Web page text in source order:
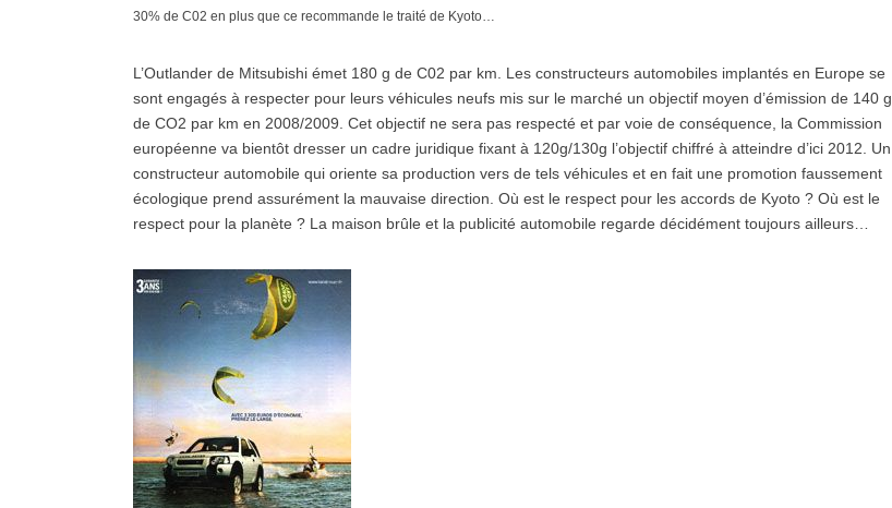
30% de C02 en plus que ce recommande le traité de Kyoto…
L’Outlander de Mitsubishi émet 180 g de C02 par km. Les constructeurs automobiles implantés en Europe se
sont engagés à respecter pour leurs véhicules neufs mis sur le marché un objectif moyen d’émission de 140 g
de CO2 par km en 2008/2009. Cet objectif ne sera pas respecté et par voie de conséquence, la Commission
européenne va bientôt dresser un cadre juridique fixant à 120g/130g l’objectif chiffré à atteindre d’ici 2012. Un
constructeur automobile qui oriente sa production vers de tels véhicules et en fait une promotion faussement
écologique prend assurément la mauvaise direction. Où est le respect pour les accords de Kyoto ? Où est le
respect pour la planète ? La maison brûle et la publicité automobile regarde décidément toujours ailleurs…